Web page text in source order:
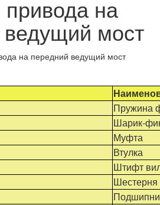
на
мост
Пружина
Шарик-
Муфта
Втулка
Штифт